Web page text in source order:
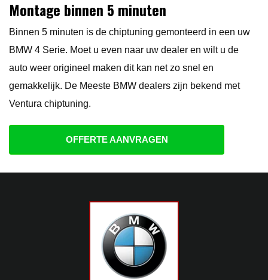
Montage binnen 5 minuten
Binnen 5 minuten is de chiptuning gemonteerd in een uw
BMW 4 Serie. Moet u even naar uw dealer en wilt u de
auto weer origineel maken dit kan net zo snel en
gemakkelijk. De Meeste BMW dealers zijn bekend met
Ventura chiptuning.
OFFERTE AANVRAGEN